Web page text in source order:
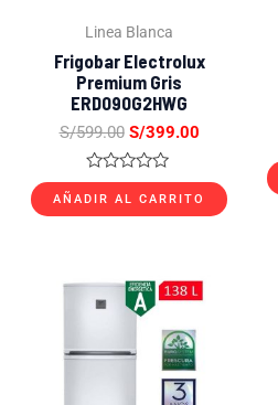
Linea Blanca
Frigobar Electrolux
Premium Gris
ERD090G2HWG
S/599.00 S/399.00
Valorado
con
0
AÑADIR AL CARRITO
El
precio
original
S/999.00.
El
precio